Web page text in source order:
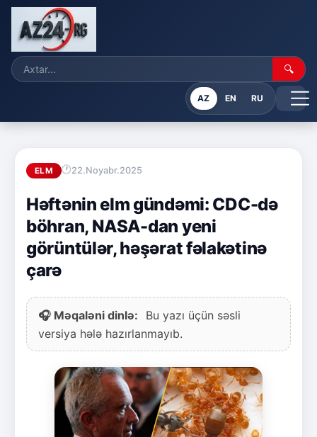
🔍
AZ EN RU
ELM 22.Noyabr.2025
Həftənin elm gündəmi: CDC-də
böhran, NASA-dan yeni
görüntülər, həşərat fəlakətinə
çarə
🎧 Məqaləni dinlə:
Bu yazı üçün səsli
versiya hələ hazırlanmayıb.